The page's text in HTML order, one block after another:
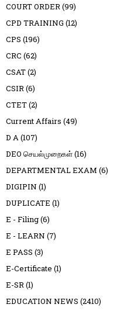
COURT ORDER(99)
CPD TRAINING (12)
CPS (196)
CRC (62)
CSAT(2)
CSIR(6)
CTET(2)
Current Affairs (49)
D A(107)
DEO செயல்முறைகள்(16)
DEPARTMENTAL EXAM (6)
DIGIPIN (1)
DUPLICATE (1)
E - Filing(6)
E - LEARN (7)
E PASS (3)
E-Certificate (1)
E-SR(1)
EDUCATION NEWS (2410)